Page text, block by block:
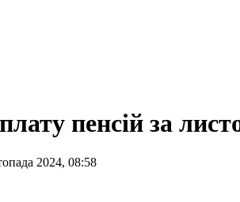
пенсій за
2024, 08:58